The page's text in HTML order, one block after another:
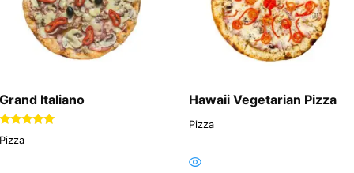
Grand Italiano
Rated
5.00
Pizza
Hawaii Vegetarian Pizza
Pizza